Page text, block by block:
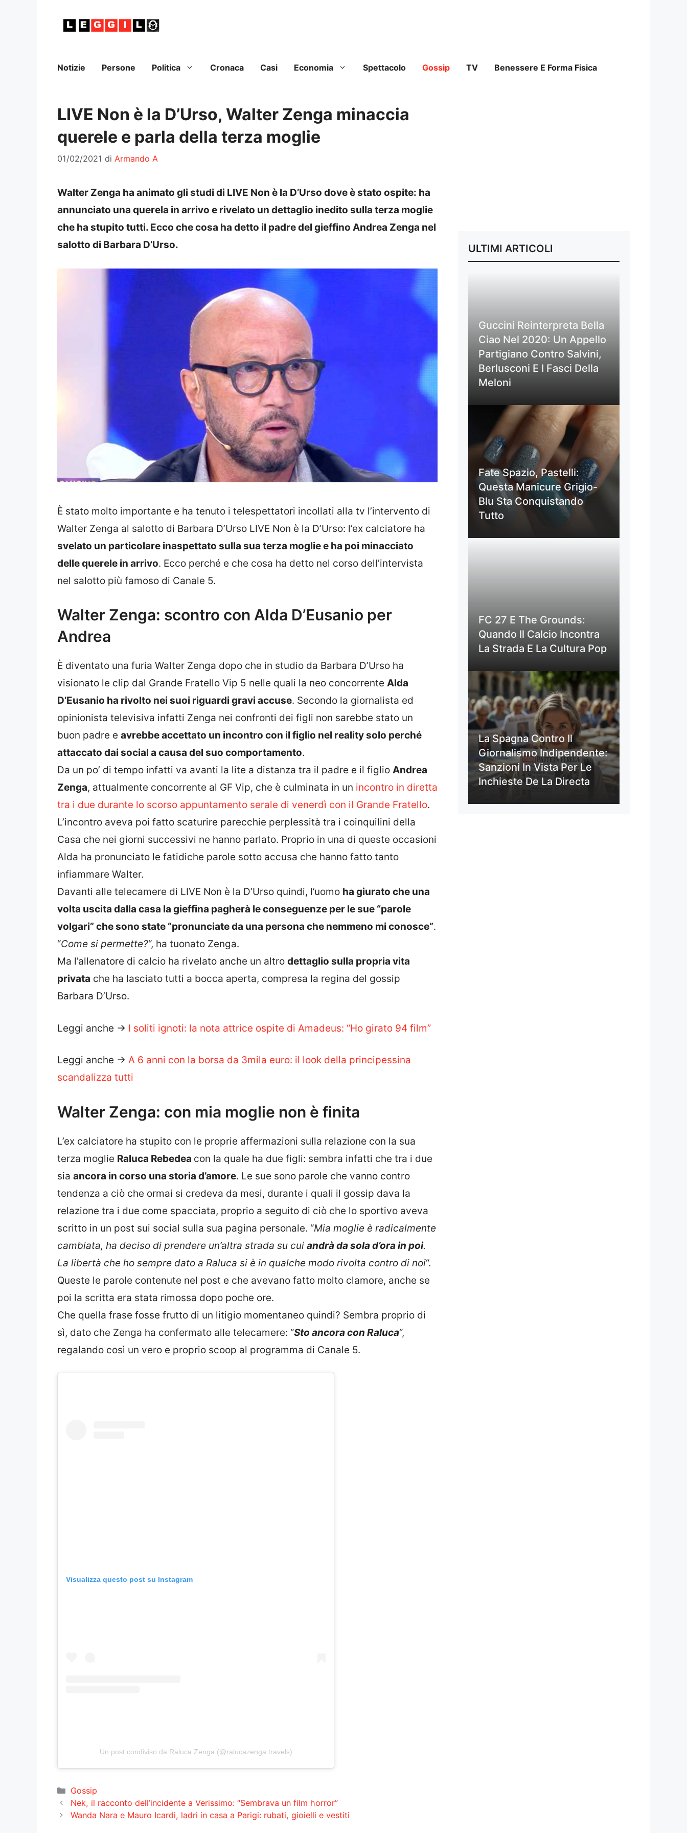
Notizie Persone Politica Cronaca Casi Economia Spettacolo Gossip TV Benessere E Forma Fisica
LIVE Non è la D’Urso, Walter Zenga minaccia
querele e parla della terza moglie
01/02/2021 di Armando A
Walter Zenga ha animato gli studi di LIVE Non è la D’Urso dove è stato ospite: ha
annunciato una querela in arrivo e rivelato un dettaglio inedito sulla terza moglie
che ha stupito tutti. Ecco che cosa ha detto il padre del gieffino Andrea Zenga nel
salotto di Barbara D’Urso.
È stato molto importante e ha tenuto i telespettatori incollati alla tv l’intervento di
Walter Zenga al salotto di Barbara D’Urso LIVE Non è la D’Urso: l’ex calciatore ha
svelato un particolare inaspettato sulla sua terza moglie e ha poi minacciato
delle querele in arrivo. Ecco perché e che cosa ha detto nel corso dell’intervista
nel salotto più famoso di Canale 5.
Walter Zenga: scontro con Alda D’Eusanio per
Andrea
È diventato una furia Walter Zenga dopo che in studio da Barbara D’Urso ha
visionato le clip dal Grande Fratello Vip 5 nelle quali la neo concorrente Alda
D’Eusanio ha rivolto nei suoi riguardi gravi accuse. Secondo la giornalista ed
opinionista televisiva infatti Zenga nei confronti dei figli non sarebbe stato un
buon padre e avrebbe accettato un incontro con il figlio nel reality solo perché
attaccato dai social a causa del suo comportamento.
Da un po’ di tempo infatti va avanti la lite a distanza tra il padre e il figlio Andrea
Zenga, attualmente concorrente al GF Vip, che è culminata in un incontro in diretta
tra i due durante lo scorso appuntamento serale di venerdì con il Grande Fratello.
L’incontro aveva poi fatto scaturire parecchie perplessità tra i coinquilini della
Casa che nei giorni successivi ne hanno parlato. Proprio in una di queste occasioni
Alda ha pronunciato le fatidiche parole sotto accusa che hanno fatto tanto
infiammare Walter.
Davanti alle telecamere di LIVE Non è la D’Urso quindi, l’uomo ha giurato che una
volta uscita dalla casa la gieffina pagherà le conseguenze per le sue “parole
volgari” che sono state “pronunciate da una persona che nemmeno mi conosce”.
“Come si permette?“, ha tuonato Zenga.
Ma l’allenatore di calcio ha rivelato anche un altro dettaglio sulla propria vita
privata che ha lasciato tutti a bocca aperta, compresa la regina del gossip
Barbara D’Urso.
Leggi anche -> I soliti ignoti: la nota attrice ospite di Amadeus: “Ho girato 94 film”
Leggi anche -> A 6 anni con la borsa da 3mila euro: il look della principessina
scandalizza tutti
Walter Zenga: con mia moglie non è finita
L’ex calciatore ha stupito con le proprie affermazioni sulla relazione con la sua
terza moglie Raluca Rebedea con la quale ha due figli: sembra infatti che tra i due
sia ancora in corso una storia d’amore. Le sue sono parole che vanno contro
tendenza a ciò che ormai si credeva da mesi, durante i quali il gossip dava la
relazione tra i due come spacciata, proprio a seguito di ciò che lo sportivo aveva
scritto in un post sui social sulla sua pagina personale. “Mia moglie è radicalmente
cambiata, ha deciso di prendere un’altra strada su cui andrà da sola d’ora in poi.
La libertà che ho sempre dato a Raluca si è in qualche modo rivolta contro di noi“.
Queste le parole contenute nel post e che avevano fatto molto clamore, anche se
poi la scritta era stata rimossa dopo poche ore.
Che quella frase fosse frutto di un litigio momentaneo quindi? Sembra proprio di
sì, dato che Zenga ha confermato alle telecamere: “Sto ancora con Raluca“,
regalando così un vero e proprio scoop al programma di Canale 5.
Visualizza questo post su Instagram
Un post condiviso da Raluca Zenga (@ralucazenga.travels)
Categorie
Gossip
Nek, il racconto dell’incidente a Verissimo: “Sembrava un film horror”
Wanda Nara e Mauro Icardi, ladri in casa a Parigi: rubati, gioielli e vestiti
ULTIMI ARTICOLI
Guccini Reinterpreta Bella
Ciao Nel 2020: Un Appello
Partigiano Contro Salvini,
Berlusconi E I Fasci Della
Meloni
Fate Spazio, Pastelli:
Questa Manicure Grigio-
Blu Sta Conquistando
Tutto
FC 27 E The Grounds:
Quando Il Calcio Incontra
La Strada E La Cultura Pop
La Spagna Contro Il
Giornalismo Indipendente:
Sanzioni In Vista Per Le
Inchieste De La Directa